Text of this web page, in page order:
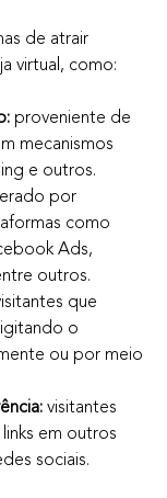
de atrair
virtual, como:
proveniente de
mecanismos
e outros.
por
como
Ads,
outros.
que
o
ou por meio
visitantes
em outros
sociais.